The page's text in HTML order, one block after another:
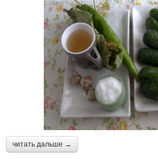
читать дальше →